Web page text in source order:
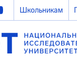
Школьникам